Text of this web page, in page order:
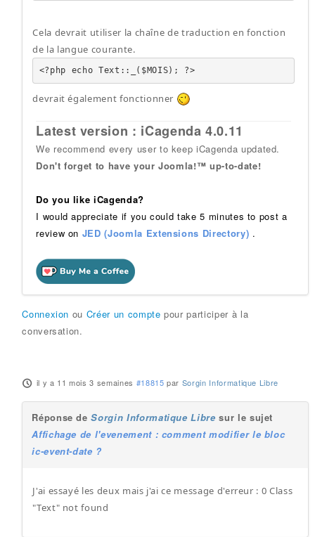
Cela devrait utiliser la chaîne de traduction en fonction
de la langue courante.
<?php echo Text::_($MOIS); ?>
devrait également fonctionner
Latest version : iCagenda 4.0.11
We recommend every user to keep iCagenda updated.
Don't forget to have your Joomla!™ up-to-date!
Do you like iCagenda?
I would appreciate if you could take 5 minutes to post a
review on JED (Joomla Extensions Directory) .
Connexion ou Créer un compte pour participer à la
conversation.
il y a 11 mois 3 semaines #18815 par Sorgin Informatique Libre
Réponse deSorgin Informatique Libre sur le sujet
Affichage de l'evenement : comment modifier le bloc
ic-event-date ?
J'ai essayé les deux mais j'ai ce message d'erreur : 0 Class
"Text" not found